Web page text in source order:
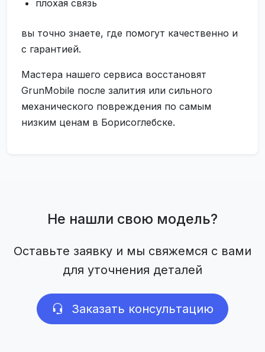
плохая связь
вы точно знаете, где помогут качественно и
с гарантией.
Мастера нашего сервиса восстановят
GrunMobile после залития или сильного
механического повреждения по самым
низким ценам в Борисоглебске.
Не нашли свою модель?
Оставьте заявку и мы свяжемся с вами
для уточнения деталей
Заказать консультацию